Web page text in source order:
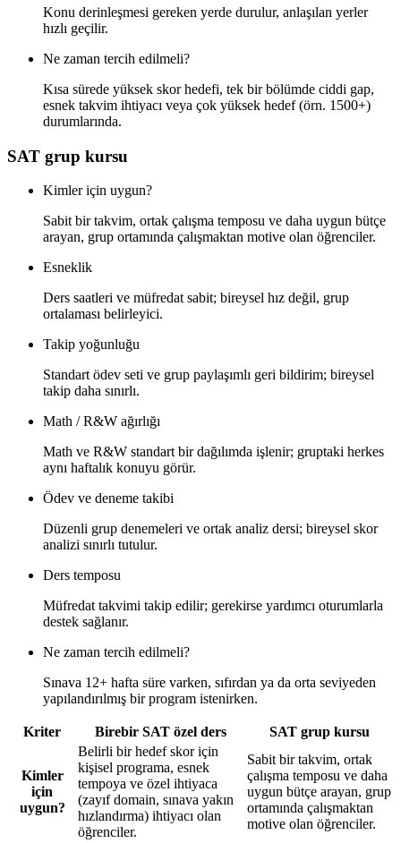
Konu derinleşmesi gereken yerde durulur, anlaşılan yerler
hızlı geçilir.
Ne zaman tercih edilmeli?
Kısa sürede yüksek skor hedefi, tek bir bölümde ciddi gap,
esnek takvim ihtiyacı veya çok yüksek hedef (örn. 1500+)
durumlarında.
SAT grup kursu
Kimler için uygun?
Sabit bir takvim, ortak çalışma temposu ve daha uygun bütçe
arayan, grup ortamında çalışmaktan motive olan öğrenciler.
Esneklik
Ders saatleri ve müfredat sabit; bireysel hız değil, grup
ortalaması belirleyici.
Takip yoğunluğu
Standart ödev seti ve grup paylaşımlı geri bildirim; bireysel
takip daha sınırlı.
Math / R&W ağırlığı
Math ve R&W standart bir dağılımda işlenir; gruptaki herkes
aynı haftalık konuyu görür.
Ödev ve deneme takibi
Düzenli grup denemeleri ve ortak analiz dersi; bireysel skor
analizi sınırlı tutulur.
Ders temposu
Müfredat takvimi takip edilir; gerekirse yardımcı oturumlarla
destek sağlanır.
Ne zaman tercih edilmeli?
Sınava 12+ hafta süre varken, sıfırdan ya da orta seviyeden
yapılandırılmış bir program istenirken.
Kriter Birebir SAT özel ders SAT grup kursu
Kimler
için
uygun?
Belirli bir hedef skor için
kişisel programa, esnek
tempoya ve özel ihtiyaca
(zayıf domain, sınava yakın
hızlandırma) ihtiyacı olan
öğrenciler.
Sabit bir takvim, ortak
çalışma temposu ve daha
uygun bütçe arayan, grup
ortamında çalışmaktan
motive olan öğrenciler.